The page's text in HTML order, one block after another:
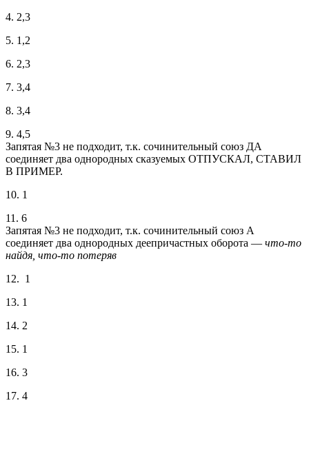
4. 2,3
5. 1,2
6. 2,3
7. 3,4
8. 3,4
9. 4,5
Запятая №3 не подходит, т.к. сочинительный союз ДА
соединяет два однородных сказуемых ОТПУСКАЛ, СТАВИЛ
В ПРИМЕР.
10. 1
11. 6
Запятая №3 не подходит, т.к. сочинительный союз А
соединяет два однородных деепричастных оборота — что-то
найдя, что-то потеряв
12. 1
13. 1
14. 2
15. 1
16. 3
17. 4